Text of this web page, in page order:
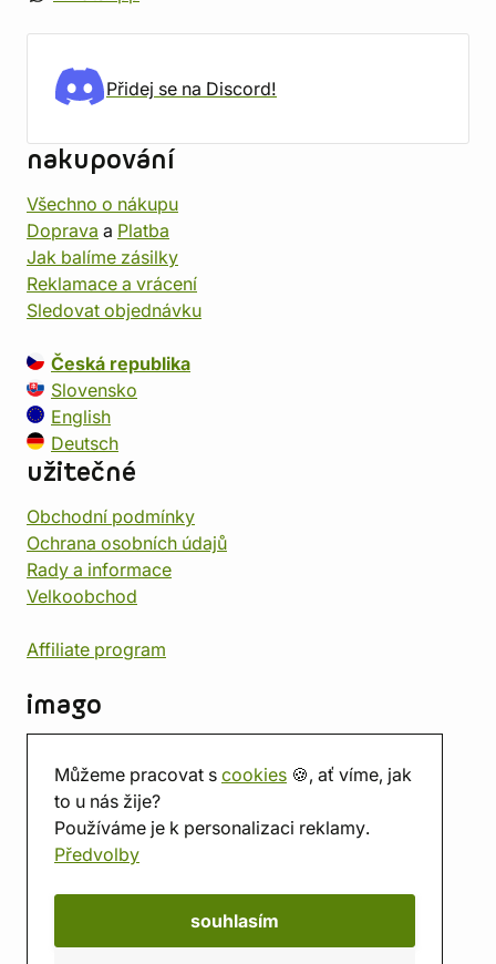
Můžeme pracovat s cookies 🍪, ať víme, jak
to u nás žije?
Používáme je k personalizaci reklamy.
Předvolby
souhlasím
Přidej se na Discord!
nakupování
Všechno o nákupu
Doprava a Platba
Jak balíme zásilky
Reklamace a vrácení
Sledovat objednávku
Česká republika
Slovensko
English
Deutsch
užitečné
Obchodní podmínky
Ochrana osobních údajů
Rady a informace
Velkoobchod
Affiliate program
imago
Prodejna
Herna
O nás
Hodnocení obchodu